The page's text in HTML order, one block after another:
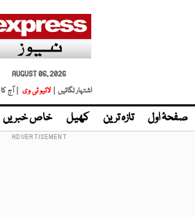
AUGUST 06, 2026
اشتہار لگائیں |
لائیو ٹی وی | آج
صفحۂ اول تازہ ترین کھیل خاص خبریں